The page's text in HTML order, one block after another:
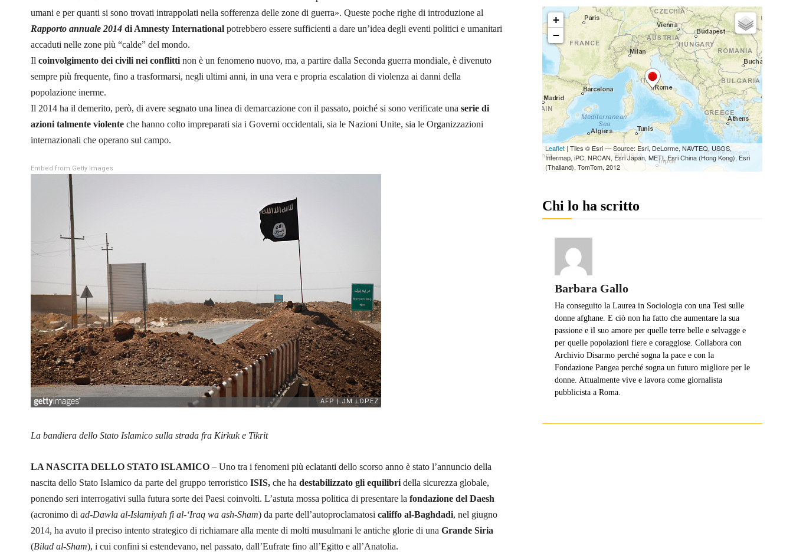
umani e per quanti si sono trovati intrappolati nella sofferenza delle zone di guerra». Queste poche righe di introduzione al
Rapporto annuale 2014 di Amnesty International potrebbero essere sufficienti a dare un’idea degli eventi politici e umanitari
accaduti nelle zone più “calde” del mondo.
Il coinvolgimento dei civili nei conflitti non è un fenomeno nuovo, ma, a partire dalla Seconda guerra mondiale, è divenuto
sempre più frequente, fino a trasformarsi, negli ultimi anni, in una vera e propria escalation di violenza ai danni della
popolazione inerme.
Il 2014 ha il demerito, però, di avere segnato una linea di demarcazione con il passato, poiché si sono verificate una serie di
azioni talmente violente che hanno colto impreparati sia i Governi occidentali, sia le Nazioni Unite, sia le Organizzazioni
internazionali che operano sul campo.
Embed from Getty Images
La bandiera dello Stato Islamico sulla strada fra Kirkuk e Tikrit
LA NASCITA DELLO STATO ISLAMICO – Uno tra i fenomeni più eclatanti dello scorso anno è stato l’annuncio della
nascita dello Stato Islamico da parte del gruppo terroristico ISIS, che ha destabilizzato gli equilibri della sicurezza globale,
ponendo seri interrogativi sulla futura sorte dei Paesi coinvolti. L’astuta mossa politica di presentare la fondazione del Daesh
(acronimo di ad-Dawla al-Islamiyah fi al-‘Iraq wa ash-Sham) da parte dell’autoproclamatosi califfo al-Baghdadi, nel giugno
2014, ha avuto il preciso intento strategico di richiamare alla mente di molti musulmani le antiche glorie di una Grande Siria
(Bilad al-Sham), i cui confini si estendevano, nel passato, dall’Eufrate fino all’Egitto e all’Anatolia.
Chi lo ha scritto
Barbara Gallo
Ha conseguito la Laurea in Sociologia con una Tesi sulle
donne afghane. E ciò non ha fatto che aumentare la sua
passione e il suo amore per quelle terre belle e selvagge e
per quelle popolazioni fiere e coraggiose. Collabora con
Archivio Disarmo perché sogna la pace e con la
Fondazione Pangea perché sogna un futuro migliore per le
donne. Attualmente vive e lavora come giornalista
pubblicista a Roma.